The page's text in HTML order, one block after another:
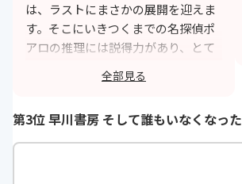
は、ラストにまさかの展開を迎えま
す。そこにいきつくまでの名探偵ポ
アロの推理には説得力があり、とて
も完成度の高いミステリーです。類
似した展開のミステリーも多く出版
あり、とても読み応えのある作品で
す。
全部見る
第3位 早川書房 そして誰もいなくなった